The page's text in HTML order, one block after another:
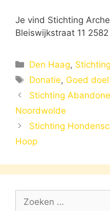
Je vind Stichting
Bleiswijkstraat 11
Categorieën
Den Haag, Stichting
Tags
Donatie, Goed doel
Stichting
Noordwolde
Stichting
Hoop
Zoek